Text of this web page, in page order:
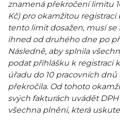
znamená překročení limitu
Kč) pro okamžitou registraci
tento limit dosažen, musí
ihned od druhého dne po
Následně, aby splnila
podat přihlášku k registraci
úřadu do 10 pracovních
překročila. Od tohoto
svých fakturách uvádět
všechna plnění, která